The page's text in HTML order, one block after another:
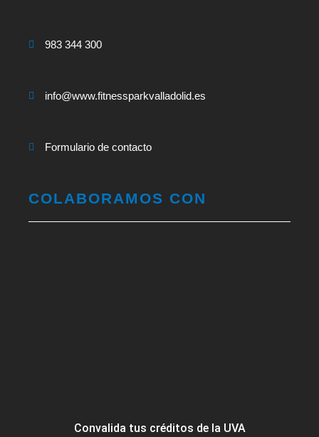
983 344 300
info@www.fitnessparkvalladolid.es
Formulario de contacto
COLABORAMOS CON
Convalida tus créditos de la UVA